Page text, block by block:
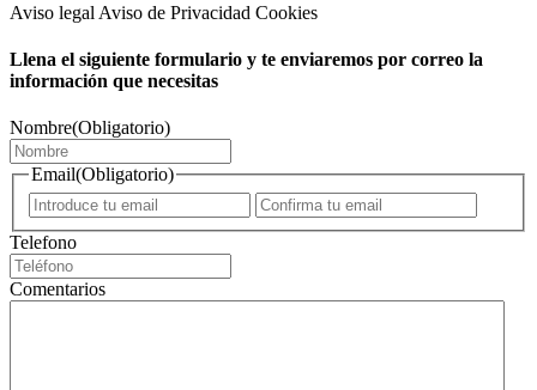
Aviso legal Aviso de Privacidad Cookies
Llena el siguiente formulario y te enviaremos por correo la
información que necesitas
Nombre(Obligatorio)
Email(Obligatorio)
Introduce
un
email
Telefono
Comentarios